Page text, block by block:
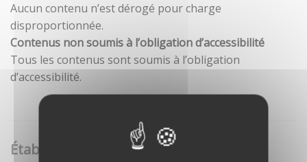
Aucun contenu n’est dérogé pour charge
disproportionnée.
Contenus non soumis à l’obligation d’accessibilité
Tous les contenus sont soumis à l’obligation
d’accessibilité.
Établissement de cette déclaration